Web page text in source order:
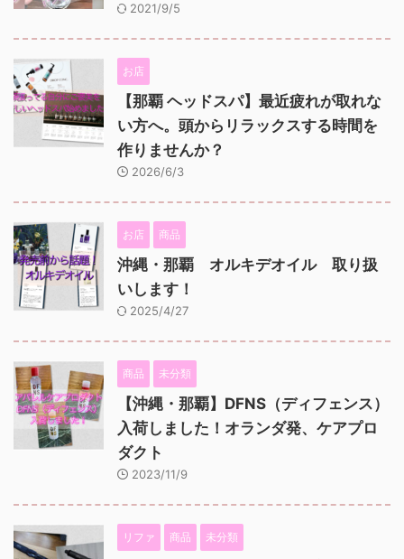
2021/9/5
お店
【那覇 ヘッドスパ】最近疲れが取れな
い方へ。頭からリラックスする時間を
作りませんか？
2026/6/3
お店 商品
沖縄・那覇 オルキデオイル 取り扱
いします！
2025/4/27
商品 未分類
【沖縄・那覇】DFNS（ディフェンス）
入荷しました！オランダ発、ケアプロ
ダクト
2023/11/9
リファ 商品 未分類